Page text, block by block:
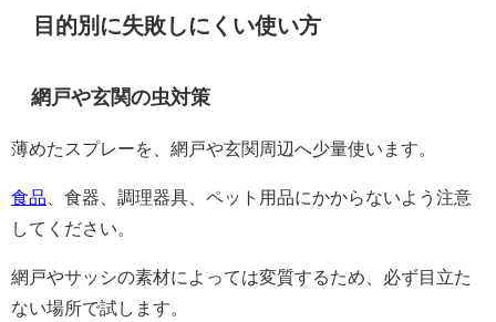
目的別に失敗しにくい使い方
網戸や玄関の虫対策
薄めたスプレーを、網戸や玄関周辺へ少量使います。
食品、食器、調理器具、ペット用品にかからないよう注意
してください。
網戸やサッシの素材によっては変質するため、必ず目立た
ない場所で試します。